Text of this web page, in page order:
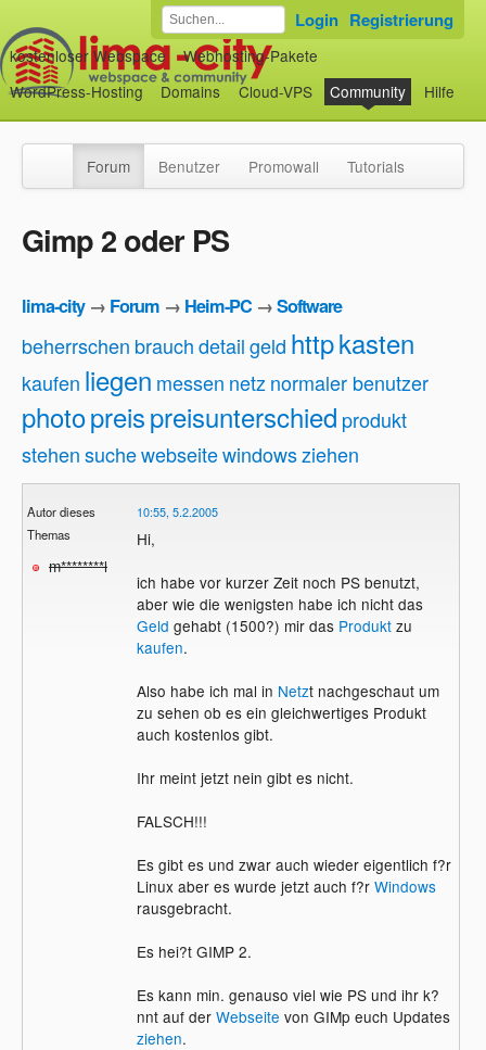
kostenloser Webspace
Webhosting-Pakete
WordPress-Hosting
Domains Cloud-VPS Community Hilfe
Login Registrierung
Forum Benutzer Promowall Tutorials
Gimp 2 oder PS
lima-city→ Forum → Heim-PC →Software
beherrschen brauchdetailgeld httpkasten
kaufen liegen messen netz normaler benutzer
photopreispreisunterschied produkt
stehensuchewebseitewindowsziehen
Autor dieses
Themas
m********l
10:55, 5.2.2005
Hi,
ich habe vor kurzer Zeit noch PS benutzt,
aber wie die wenigsten habe ich nicht das
Geld gehabt (1500?) mir das Produktzu
kaufen.
Also habe ich mal in Netzt nachgeschaut um
zu sehen ob es ein gleichwertiges Produkt
auch kostenlos gibt.
Ihr meint jetzt nein gibt es nicht.
FALSCH!!!
Es gibt es und zwar auch wieder eigentlich f?r
Linux aber es wurde jetzt auch f?r Windows
rausgebracht.
Es hei?t GIMP 2.
Es kann min. genauso viel wie PS und ihr k?
nnt auf der Webseite von GIMp euch Updates
ziehen.